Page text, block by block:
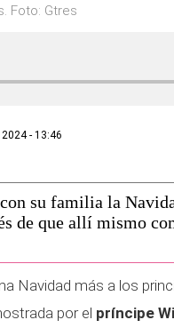
Foto: Gtres
- 13:46
su familia la
de que allí mismo
Navidad más a los
por el príncipe